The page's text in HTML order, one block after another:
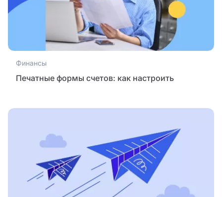
Финансы
Печатные формы счетов: как настроить